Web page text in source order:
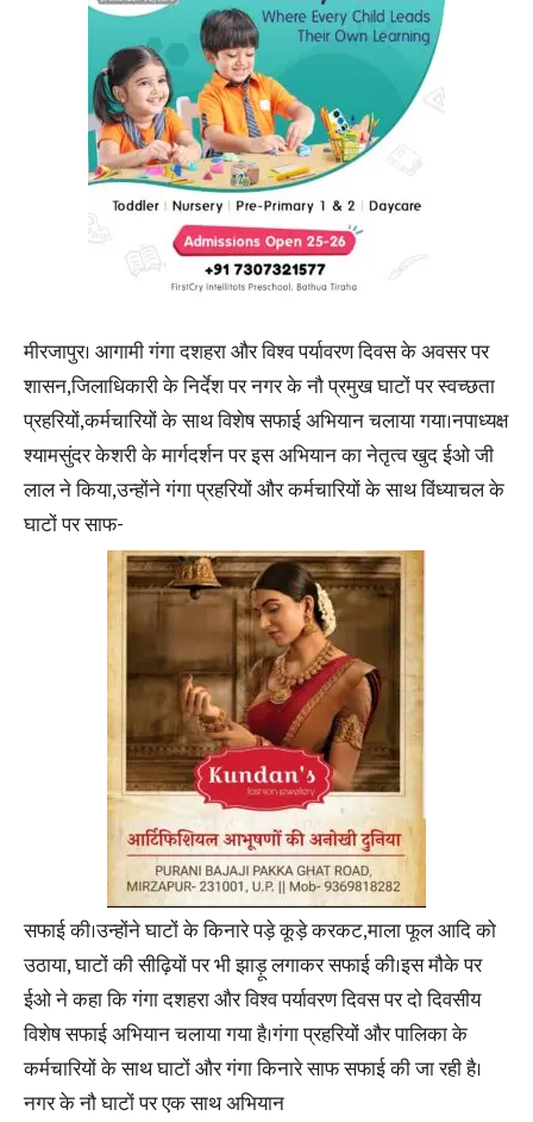
मीरजापुर। आगामी गंगा दशहरा और विश्व पर्यावरण दिवस के अवसर पर
शासन,जिलाधिकारी के निर्देश पर नगर के नौ प्रमुख घाटों पर स्वच्छता
प्रहरियों,कर्मचारियों के साथ विशेष सफाई अभियान चलाया गया।नपाध्यक्ष
श्यामसुंदर केशरी के मार्गदर्शन पर इस अभियान का नेतृत्व खुद ईओ जी
लाल ने किया,उन्होंने गंगा प्रहरियों और कर्मचारियों के साथ विंध्याचल के
घाटों पर साफ-
सफाई की।उन्होंने घाटों के किनारे पड़े कूड़े करकट,माला फूल आदि को
उठाया, घाटों की सीढ़ियों पर भी झाड़ू लगाकर सफाई की।इस मौके पर
ईओ ने कहा कि गंगा दशहरा और विश्व पर्यावरण दिवस पर दो दिवसीय
विशेष सफाई अभियान चलाया गया है।गंगा प्रहरियों और पालिका के
कर्मचारियों के साथ घाटों और गंगा किनारे साफ सफाई की जा रही है।
नगर के नौ घाटों पर एक साथ अभियान